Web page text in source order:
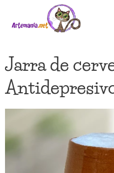
Jarra de